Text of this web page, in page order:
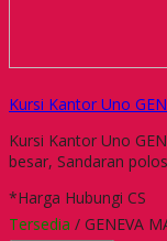
Kursi Kantor Uno
Kursi Kantor Uno
besar, Sandaran polos
*Harga Hubungi CS
Tersedia / GENEVA